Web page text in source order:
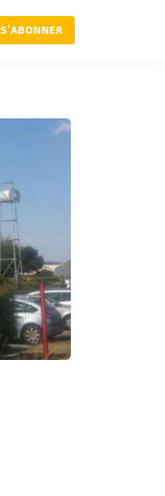
S'ABONNER